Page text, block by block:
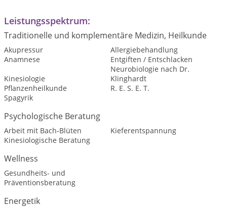
Leistungsspektrum:
Traditionelle und komplementäre Medizin, Heilkunde
Akupressur
Allergiebehandlung
Anamnese
Entgiften / Entschlacken
Kinesiologie
Neurobiologie nach Dr.
Klinghardt
Pflanzenheilkunde
R. E. S. E. T.
Spagyrik
Psychologische Beratung
Arbeit mit Bach-Blüten
Kieferentspannung
Kinesiologische Beratung
Wellness
Gesundheits- und
Präventionsberatung
Energetik